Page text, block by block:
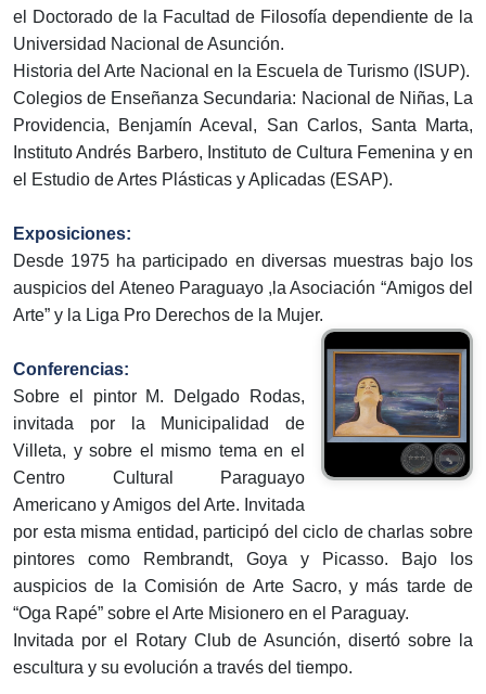
el Doctorado de la Facultad de Filosofía dependiente de la
Universidad Nacional de Asunción.
Historia del Arte Nacional en la Escuela de Turismo (ISUP).
Colegios de Enseñanza Secundaria: Nacional de Niñas, La
Providencia, Benjamín Aceval, San Carlos, Santa Marta,
Instituto Andrés Barbero, Instituto de Cultura Femenina y en
el Estudio de Artes Plásticas y Aplicadas (ESAP).
Exposiciones:
Desde 1975 ha participado en diversas muestras bajo los
auspicios del Ateneo Paraguayo ,la Asociación “Amigos del
Arte” y la Liga Pro Derechos de la Mujer.
Conferencias:
Sobre el pintor M. Delgado Rodas,
invitada por la Municipalidad de
Villeta, y sobre el mismo tema en el
Centro Cultural Paraguayo
Americano y Amigos del Arte. Invitada
por esta misma entidad, participó del ciclo de charlas sobre
pintores como Rembrandt, Goya y Picasso. Bajo los
auspicios de la Comisión de Arte Sacro, y más tarde de
“Oga Rapé” sobre el Arte Misionero en el Paraguay.
Invitada por el Rotary Club de Asunción, disertó sobre la
escultura y su evolución a través del tiempo.